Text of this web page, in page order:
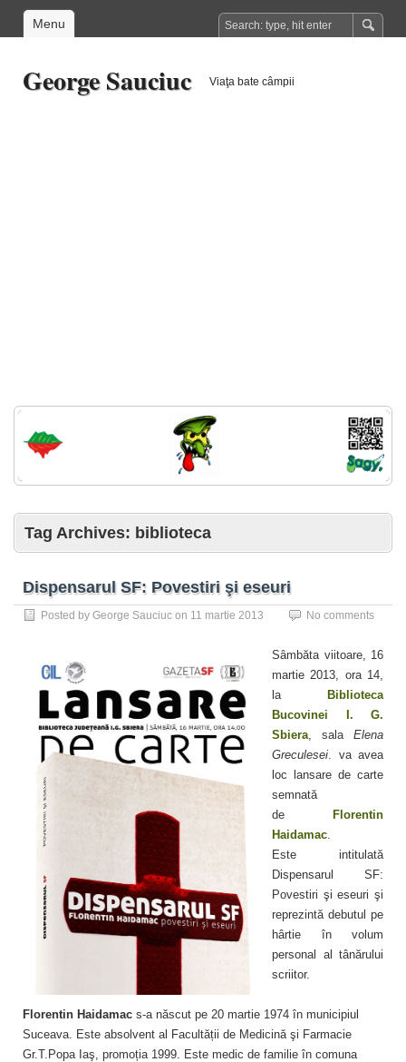
Menu
George Sauciuc Viaţa bate câmpii
Tag Archives: biblioteca
Dispensarul SF: Povestiri şi eseuri
Posted by George Sauciuc on 11 martie 2013 No comments
Sâmbăta viitoare, 16
martie 2013, ora 14,
la Biblioteca
Bucovinei I. G.
Sbiera , sala Elena
Greculesei . va avea
loc lansare de carte
semnată
de Florentin
Haidamac
Este intitulată
Dispensarul SF:
Povestiri şi eseuri şi
reprezintă debutul pe
hârtie în volum
personal al tânărului
scriitor.
Florentin Haidamac s-a născut pe 20 martie 1974 în municipiul
Suceava. Este absolvent al Facultății de Medicină şi Farmacie
Gr.T.Popa Iaş, promoția 1999. Este medic de familie în comuna